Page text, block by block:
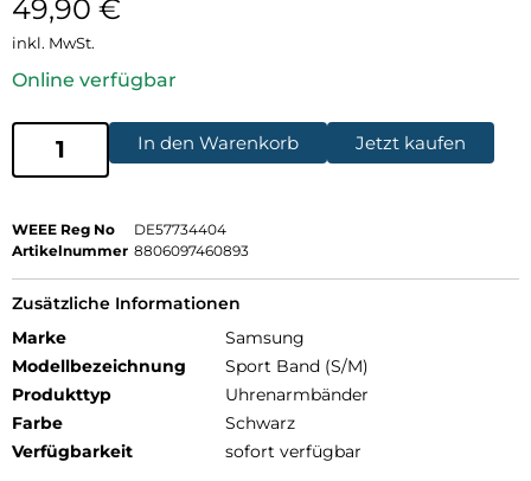
49,90 €
inkl. MwSt.
Online verfügbar
In den Warenkorb Jetzt kaufen
WEEE Reg No
DE57734404
Artikelnummer 8806097460893
Zusätzliche Informationen
Marke
Samsung
Modellbezeichnung
Sport Band (S/M)
Produkttyp
Uhrenarmbänder
Farbe
Schwarz
Verfügbarkeit
sofort verfügbar